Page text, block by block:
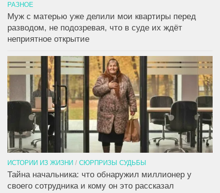
РАЗНОЕ
Муж с матерью уже делили мои квартиры перед
разводом, не подозревая, что в суде их ждёт
неприятное открытие
ИСТОРИИ ИЗ ЖИЗНИ / СЮРПРИЗЫ СУДЬБЫ
Тайна начальника: что обнаружил миллионер у
своего сотрудника и кому он это рассказал